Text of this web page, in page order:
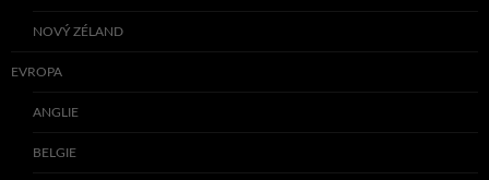
NOVÝ ZÉLAND
EVROPA
ANGLIE
BELGIE